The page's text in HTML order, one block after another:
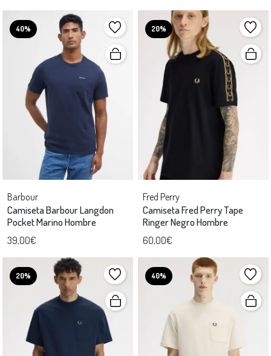
40%
Barbour
Camiseta Barbour Langdon
Pocket Marino Hombre
39,00€
20%
Fred Perry
Camiseta Fred Perry Tape
Ringer Negro Hombre
60,00€
20% 40%